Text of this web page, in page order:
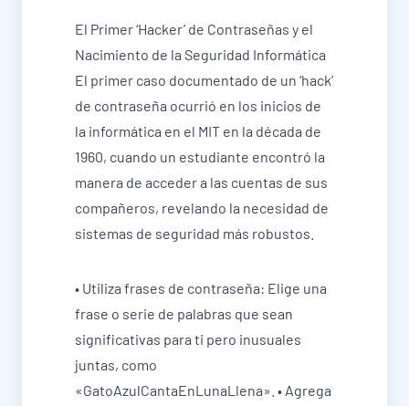
El Primer ‘Hacker’ de Contraseñas y el
Nacimiento de la Seguridad Informática
El primer caso documentado de un ‘hack’
de contraseña ocurrió en los inicios de
la informática en el MIT en la década de
1960, cuando un estudiante encontró la
manera de acceder a las cuentas de sus
compañeros, revelando la necesidad de
sistemas de seguridad más robustos.
• Utiliza frases de contraseña: Elige una
frase o serie de palabras que sean
significativas para ti pero inusuales
juntas, como
«GatoAzulCantaEnLunaLlena». • Agrega